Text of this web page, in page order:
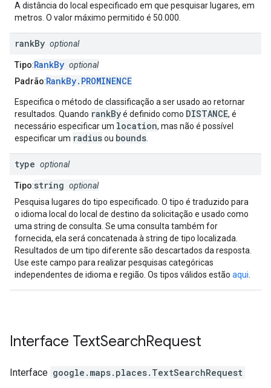
A distância do local especificado em que pesquisar lugares, em
metros. O valor máximo permitido é 50.000.
rankBy optional
Tipo:RankBy optional
Padrão:RankBy.PROMINENCE
Especifica o método de classificação a ser usado ao retornar
resultados. Quando rankByé definido como DISTANCE, é
necessário especificar um location, mas não é possível
especificar um radiusou bounds
type optional
Tipo:string optional
Pesquisa lugares do tipo especificado. O tipo é traduzido para
o idioma local do local de destino da solicitação e usado como
uma string de consulta. Se uma consulta também for
fornecida, ela será concatenada à string de tipo localizada.
Resultados de um tipo diferente são descartados da resposta.
Use este campo para realizar pesquisas categóricas
independentes de idioma e região. Os tipos válidos estão aqui
Interface TextSearchRequest
Interface google.maps.places. TextSearchRequest